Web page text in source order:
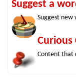
Suggest a
Suggest
Curious
Content that